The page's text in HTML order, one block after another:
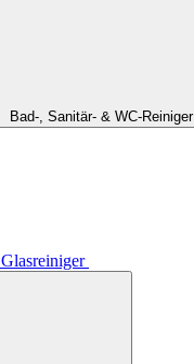
Bad-, Sanitär- & WC-Reiniger
Glasreiniger